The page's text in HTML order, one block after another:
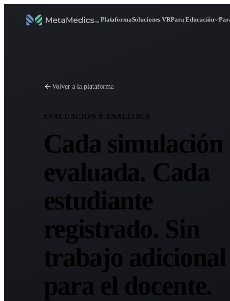
PlataformaSoluciones VRPara Educación
Volver a la plataforma
EVALUACIÓN Y ANALÍTICA
Cada simulación
evaluada. Cada
estudiante
registrado. Sin
trabajo adicional
para el docente.